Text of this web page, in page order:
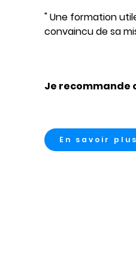
" Une formation
convaincu de sa
Je recommande
En savoir